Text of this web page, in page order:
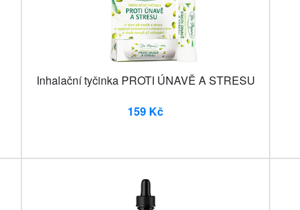
Inhalační tyčinka PROTI ÚNAVĚ A STRESU
159 Kč